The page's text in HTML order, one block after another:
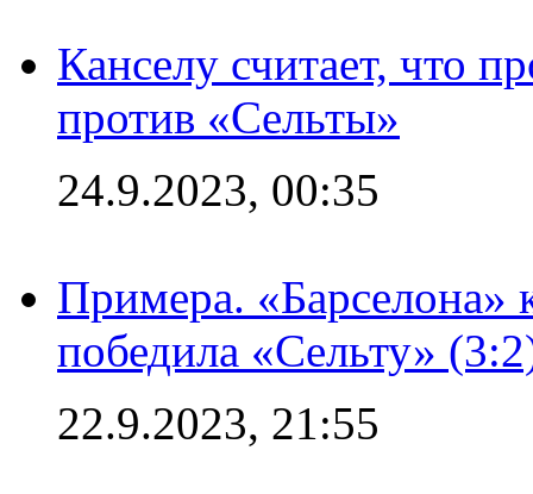
Канселу считает, что
против «Сельты»
24.9.2023, 00:35
Примера. «Барселона»
победила «Сельту»
22.9.2023, 21:55